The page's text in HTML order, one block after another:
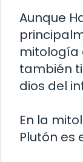
Aunque
mitología
también
dios del
En la
Plutón es